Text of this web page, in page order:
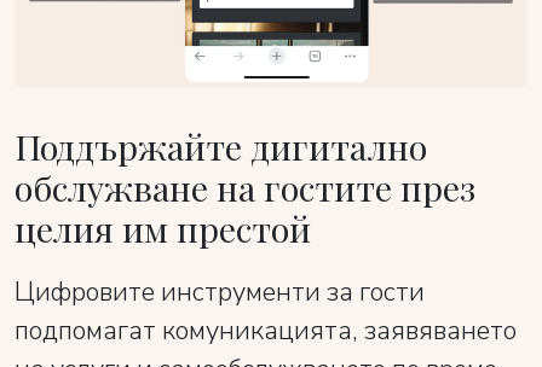
Поддържайте дигитално
обслужване на гостите през
целия им престой
Цифровите инструменти за гости
подпомагат комуникацията, заявяването